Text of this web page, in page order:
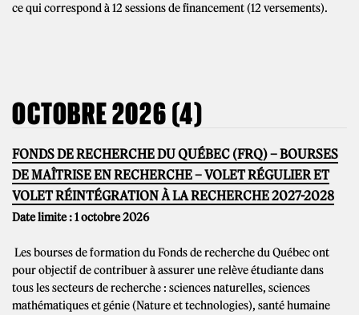
ce qui correspond à 12 sessions de financement (12 versements).
OCTOBRE 2026 (4)
FONDS DE RECHERCHE DU QUÉBEC (FRQ) – BOURSES
DE MAÎTRISE EN RECHERCHE – VOLET RÉGULIER ET
VOLET RÉINTÉGRATION À LA RECHERCHE 2027-2028
Date limite : 1 octobre 2026
Les bourses de formation du Fonds de recherche du Québec ont
pour objectif de contribuer à assurer une relève étudiante dans
tous les secteurs de recherche : sciences naturelles, sciences
mathématiques et génie (Nature et technologies), santé humaine